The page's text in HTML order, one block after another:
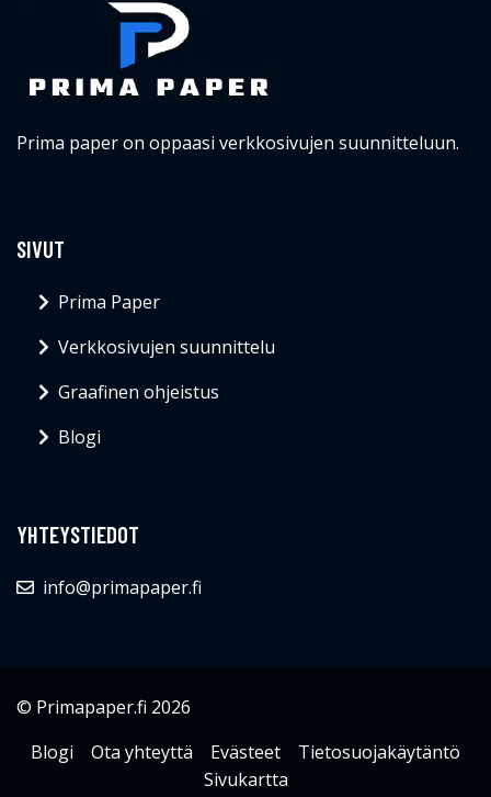
Prima paper on oppaasi verkkosivujen suunnitteluun.
SIVUT
Prima Paper
Verkkosivujen suunnittelu
Graafinen ohjeistus
Blogi
YHTEYSTIEDOT
info@primapaper.fi
© Primapaper.fi 2026
Blogi
Ota yhteyttä Evästeet
Tietosuojakäytäntö
Sivukartta